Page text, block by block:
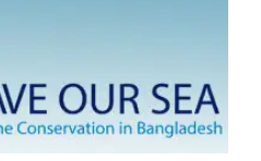
আগুন নেভানোর বিমান